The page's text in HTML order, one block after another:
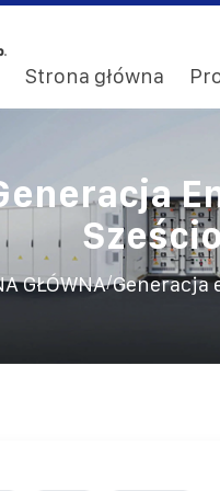
Strona główna
GŁÓWNA/Generacja